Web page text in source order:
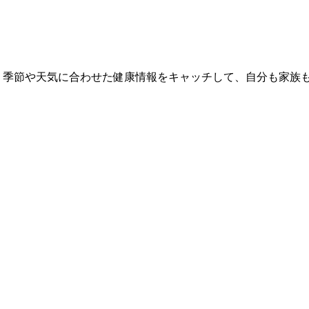
節や天気に合わせた健康情報をキャッチして、自分も家族